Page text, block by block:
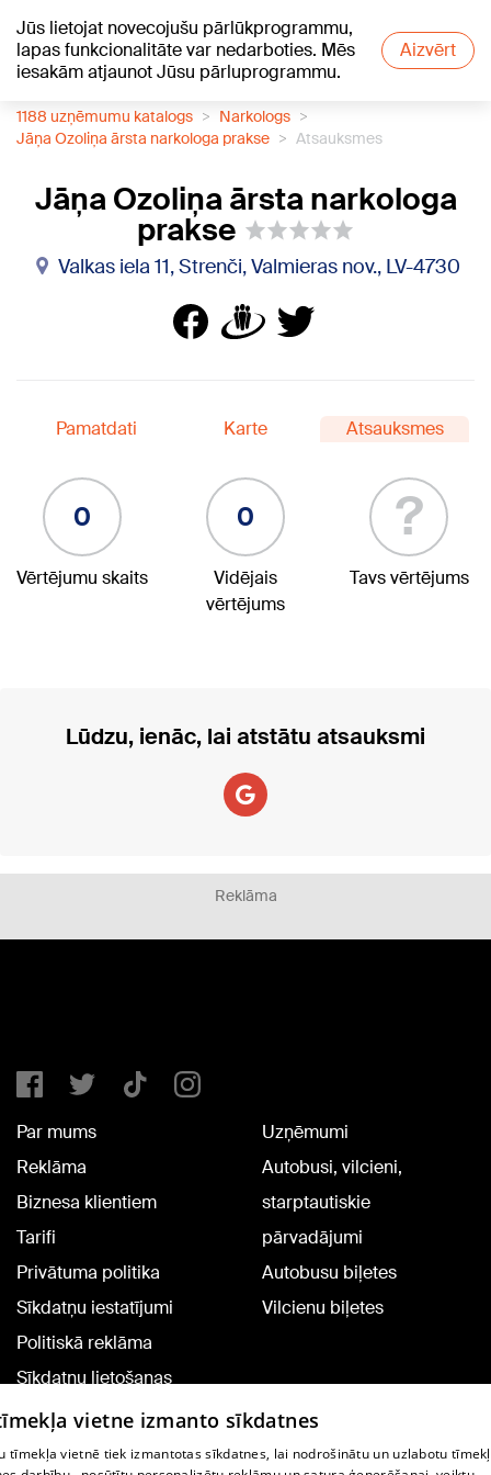
Jūs lietojat novecojušu pārlūkprogrammu,
lapas funkcionalitāte var nedarboties. Mēs
iesakām atjaunot Jūsu pārluprogrammu.
Aizvērt
+21°C
1188 uzņēmumu katalogs
Narkologs
Jāņa Ozoliņa ārsta narkologa prakse
Atsauksmes
Jāņa Ozoliņa ārsta narkologa
prakse
Valkas iela 11, Strenči, Valmieras nov., LV-4730
Pamatdati Karte Atsauksmes
0
Vērtējumu skaits
0
Vidējais
vērtējums
?
Tavs vērtējums
Lūdzu, ienāc, lai atstātu atsauksmi
Reklāma
Par mums
Reklāma
Biznesa klientiem
Tarifi
Privātuma politika
Sīkdatņu iestatījumi
Politiskā reklāma
Sīkdatņu lietošanas
noteikumi
Komentāru pievienošana
Uzņēmumi
Autobusi, vilcieni,
starptautiskie
pārvadājumi
Autobusu biļetes
Vilcienu biļetes
vietne izmanto sīkdatnes
tīmekļa vietnē tiek izmantotas sīkdatnes, lai nodrošinātu un uzlabotu